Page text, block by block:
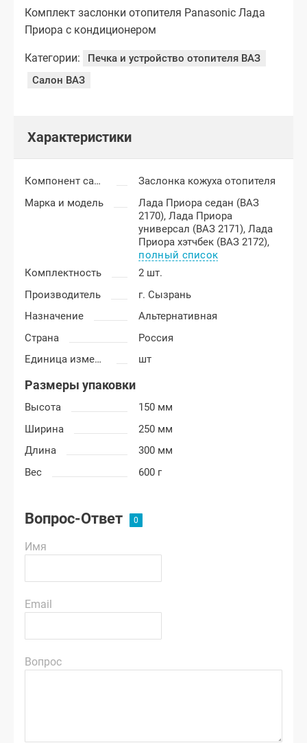
Комплект заслонки отопителя Panasoniс Лада
Приора с кондиционером
Категории:
Печка и устройство отопителя ВАЗ
Салон ВАЗ
Характеристики
Компонент салона
Заслонка кожуха отопителя
Марка и модель
Лада Приора седан (ВАЗ
2170),Лада Приора
универсал (ВАЗ 2171),Лада
Приора хэтчбек (ВАЗ 2172),
полный список
Комплектность
2 шт.
Производитель
г. Сызрань
Назначение
Альтернативная
Страна
Россия
Единица измерения
шт
Размеры упаковки
Высота
150 мм
Ширина
250 мм
Длина
300 мм
Вес
600 г
Вопрос-Ответ
Имя
Email
Вопрос